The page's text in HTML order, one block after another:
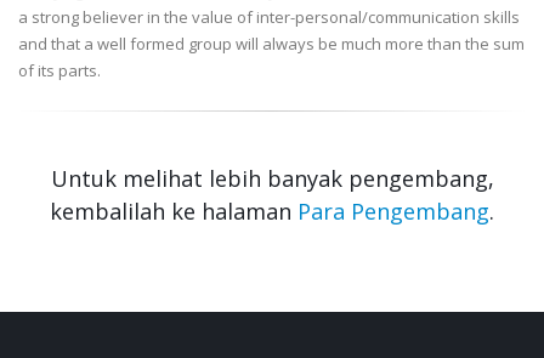
a strong believer in the value of inter-personal/communication skills
and that a well formed group will always be much more than the sum
of its parts.
Untuk melihat lebih banyak pengembang,
kembalilah ke halaman Para Pengembang.